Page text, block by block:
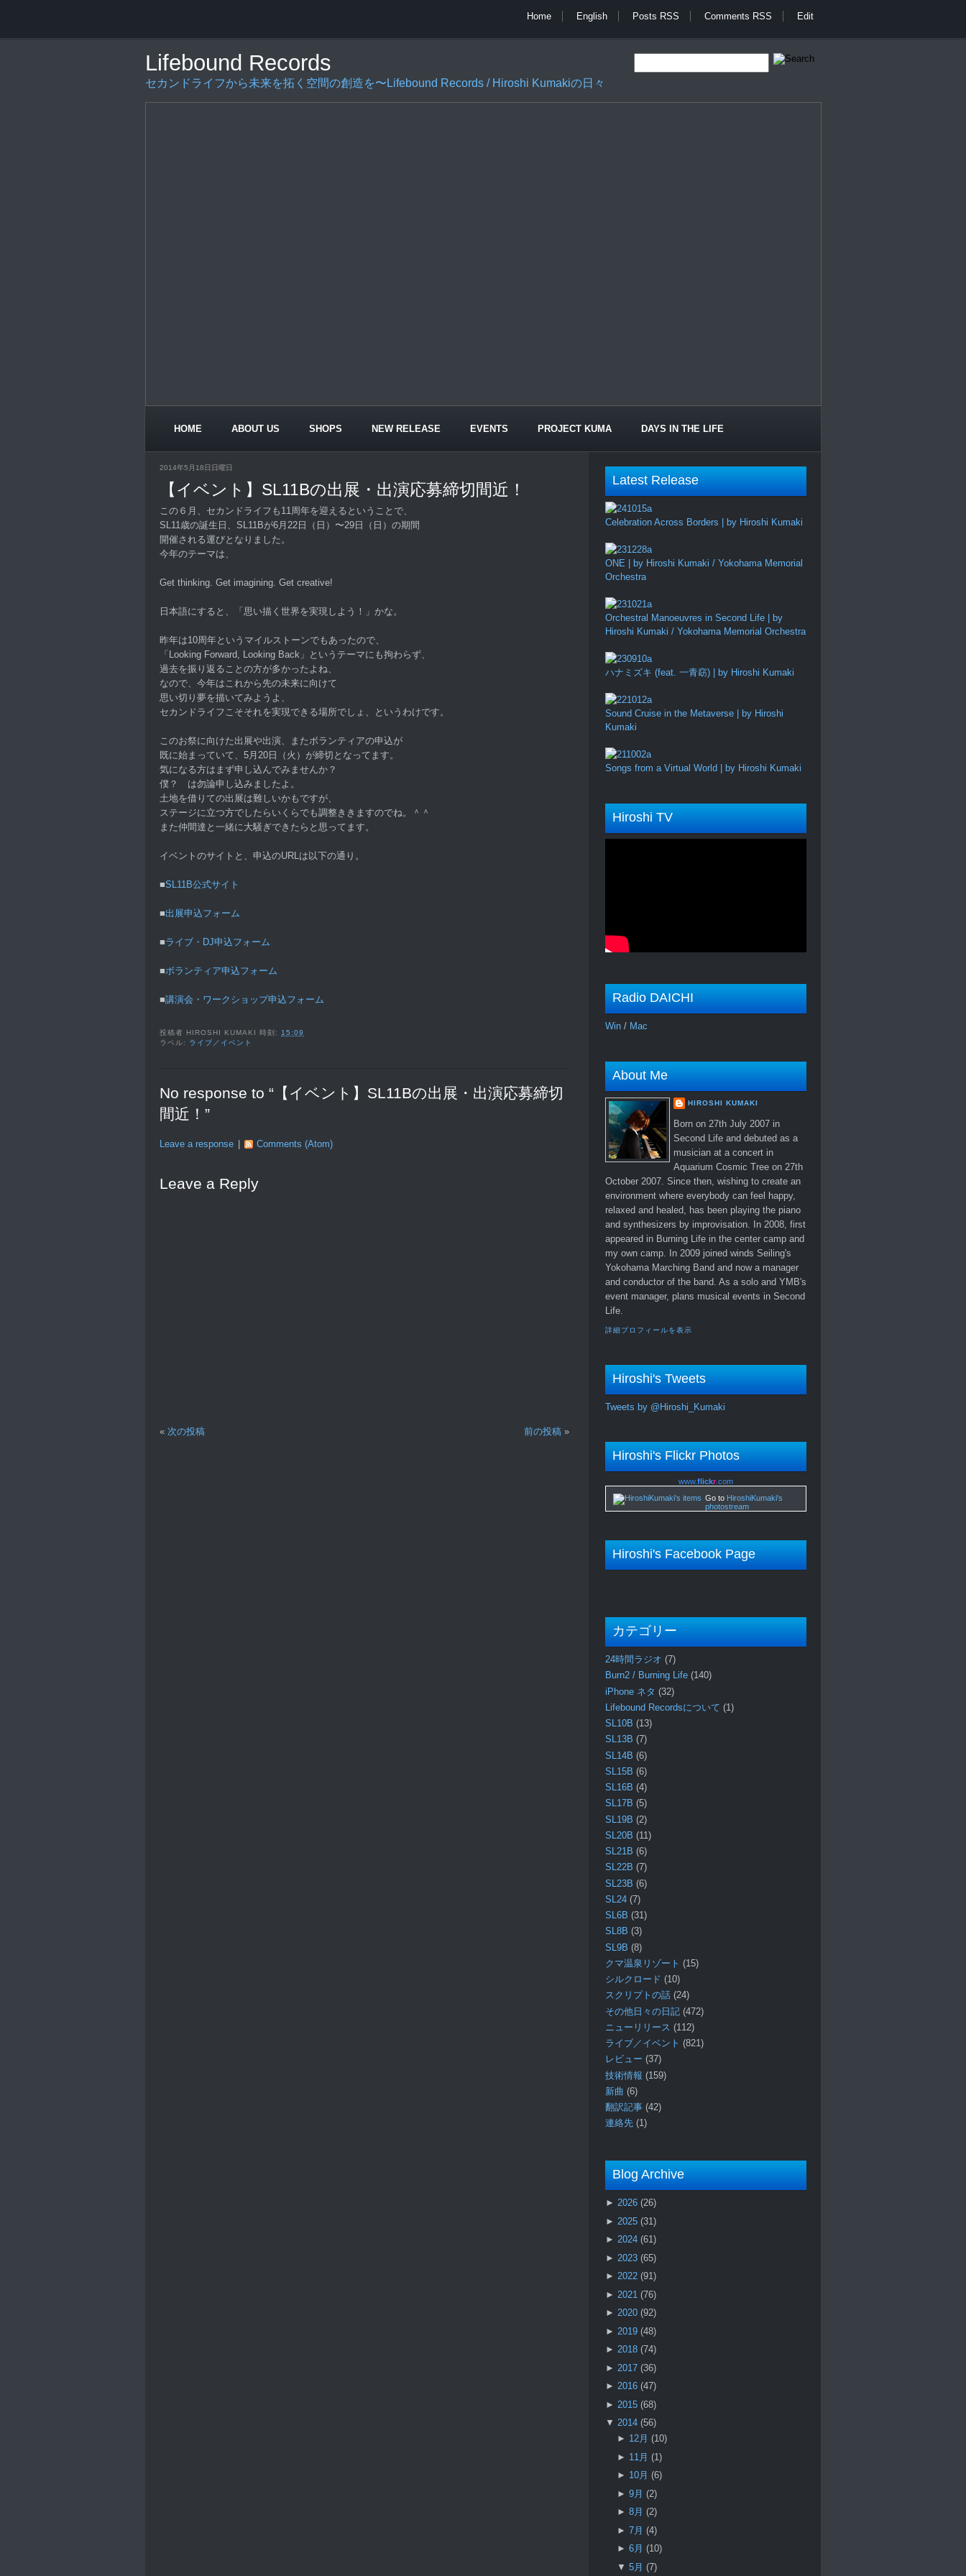
Home English Posts RSS Comments RSS Edit
Lifebound Records
セカンドライフから未来を拓く空間の創造を〜Lifebound Records / Hiroshi Kumakiの日々
HOME ABOUT US SHOPS NEW RELEASE EVENTS PROJECT KUMA DAYS IN THE LIFE
2014年5月18日日曜日
【イベント】SL11Bの出展・出演応募締切間近！
この６月、セカンドライフも11周年を迎えるということで、
SL11歳の誕生日、SL11Bが6月22日（日）〜29日（日）の期間
開催される運びとなりました。
今年のテーマは、
Get thinking. Get imagining. Get creative!
日本語にすると、「思い描く世界を実現しよう！」かな。
昨年は10周年というマイルストーンでもあったので、
「Looking Forward, Looking Back」というテーマにも拘わらず、
過去を振り返ることの方が多かったよね、
なので、今年はこれから先の未来に向けて
思い切り夢を描いてみようよ、
セカンドライフこそそれを実現できる場所でしょ、というわけです。
このお祭に向けた出展や出演、またボランティアの申込が
既に始まっていて、5月20日（火）が締切となってます。
気になる方はまず申し込んでみませんか？
僕？ は勿論申し込みましたよ。
土地を借りての出展は難しいかもですが、
ステージに立つ方でしたらいくらでも調整ききますのでね。＾＾
また仲間達と一緒に大騒ぎできたらと思ってます。
イベントのサイトと、申込のURLは以下の通り。
■SL11B公式サイト
■出展申込フォーム
■ライブ・DJ申込フォーム
■ボランティア申込フォーム
■講演会・ワークショップ申込フォーム
投稿者 HIROSHI KUMAKI 時刻:15:09
ラベル: ライブ／イベント
No response to “【イベント】SL11Bの出展・出演応募締切
間近！”
Leave a response Comments (Atom)
Leave a Reply
« 次の投稿 前の投稿 »
Latest Release
Celebration Across Borders | by Hiroshi Kumaki
ONE | by Hiroshi Kumaki / Yokohama Memorial
Orchestra
Orchestral Manoeuvres in Second Life | by
Hiroshi Kumaki / Yokohama Memorial Orchestra
ハナミズキ (feat. 一青窈) | by Hiroshi Kumaki
Sound Cruise in the Metaverse | by Hiroshi
Kumaki
Songs from a Virtual World | by Hiroshi Kumaki
Hiroshi TV
Radio DAICHI
Win / Mac
About Me
HIROSHI KUMAKI
Born on 27th July 2007 in
Second Life and debuted as a
musician at a concert in
Aquarium Cosmic Tree on 27th
October 2007. Since then, wishing to create an
environment where everybody can feel happy,
relaxed and healed, has been playing the piano
and synthesizers by improvisation. In 2008, first
appeared in Burning Life in the center camp and
my own camp. In 2009 joined winds Seiling's
Yokohama Marching Band and now a manager
and conductor of the band. As a solo and YMB's
event manager, plans musical events in Second
Life.
詳細プロフィールを表示
Hiroshi's Tweets
Tweets by @Hiroshi_Kumaki
Hiroshi's Flickr Photos
www.flickr .com
Go to HiroshiKumaki's
photostream
Hiroshi's Facebook Page
カテゴリー
24時間ラジオ (7)
Burn2 / Burning Life (140)
iPhone ネタ (32)
Lifebound Recordsについて (1)
SL10B (13)
SL13B (7)
SL14B (6)
SL15B (6)
SL16B (4)
SL17B (5)
SL19B (2)
SL20B (11)
SL21B (6)
SL22B (7)
SL23B (6)
SL24 (7)
SL6B (31)
SL8B (3)
SL9B (8)
クマ温泉リゾート (15)
シルクロード (10)
スクリプトの話 (24)
その他日々の日記 (472)
ニューリリース (112)
ライブ／イベント (821)
レビュー (37)
技術情報 (159)
新曲 (6)
翻訳記事 (42)
連絡先 (1)
Blog Archive
► 2026 (26)
► 2025 (31)
► 2024 (61)
► 2023 (65)
► 2022 (91)
► 2021 (76)
► 2020 (92)
► 2019 (48)
► 2018 (74)
► 2017 (36)
► 2016 (47)
► 2015 (68)
▼ 2014 (56)
► 12月 (10)
► 11月 (1)
► 10月 (6)
► 9月 (2)
► 8月 (2)
► 7月 (4)
► 6月 (10)
▼ 5月 (7)